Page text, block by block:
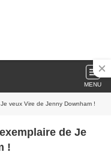
MENU
veux Vire de Jenny Downham !
de Je
!